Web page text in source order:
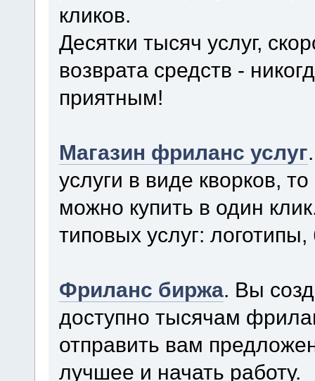
кликов.
Десятки тысяч услуг,
возврата средств -
приятным!
Магазин фриланс услуг
услуги в виде кворков,
можно купить в один
типовых услуг:
Фриланс биржа. Вы
доступно тысячам
отправить вам
лучшее и начать работу.